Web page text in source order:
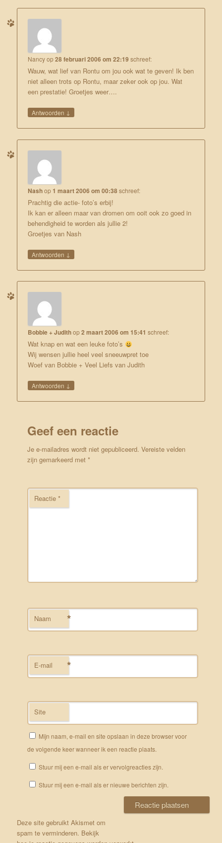
Nancyop28 februari 2006 om 22:19 schreef:
Wauw, wat lief van Rontu om jou ook wat te geven! Ik ben
niet alleen trots op Rontu, maar zeker ook op jou. Wat
een prestatie! Groetjes weer….
Antwoorden ↓
Nashop 1 maart 2006 om 00:38schreef:
Prachtig die actie- foto’s erbij!
Ik kan er alleen maar van dromen om ooit ook zo goed in
behendigheid te worden als jullie 2!
Groetjes van Nash
Antwoorden ↓
Bobbie + Judithop2 maart 2006 om 15:41 schreef:
Wat knap en wat een leuke foto’s
Wij wensen jullie heel veel sneeuwpret toe
Woef van Bobbie + Veel Liefs van Judith
Antwoorden ↓
Geef een reactie
Je e-mailadres wordt niet gepubliceerd. Vereiste velden
zijn gemarkeerd met*
Reactie*
Naam *
E-mail *
Site
Mijn naam, e-mail en site opslaan in deze browser voor
de volgende keer wanneer ik een reactie plaats.
Stuur mij een e-mail als er vervolgreacties zijn.
Stuur mij een e-mail als er nieuwe berichten zijn.
Deze site gebruikt Akismet om
spam te verminderen. Bekijk